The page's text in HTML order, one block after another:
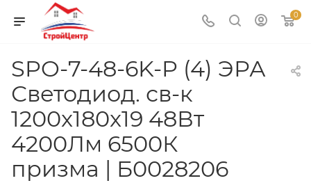
0
SPO-7-48-6K-P (4) ЭРА
Светодиод. св-к
1200x180x19 48Вт
4200Лм 6500К
призма | Б0028206